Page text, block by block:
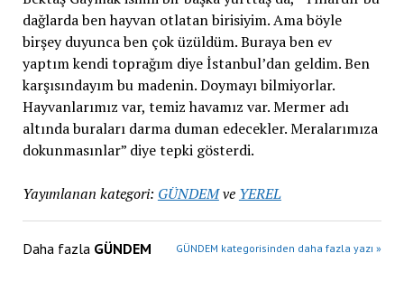
dağlarda ben hayvan otlatan birisiyim. Ama böyle
birşey duyunca ben çok üzüldüm. Buraya ben ev
yaptım kendi toprağım diye İstanbul’dan geldim. Ben
karşısındayım bu madenin. Doymayı bilmiyorlar.
Hayvanlarımız var, temiz havamız var. Mermer adı
altında buraları darma duman edecekler. Meralarımıza
dokunmasınlar” diye tepki gösterdi.
Yayımlanan kategori: GÜNDEMve YEREL
Daha fazla GÜNDEM GÜNDEM kategorisinden daha fazla yazı »